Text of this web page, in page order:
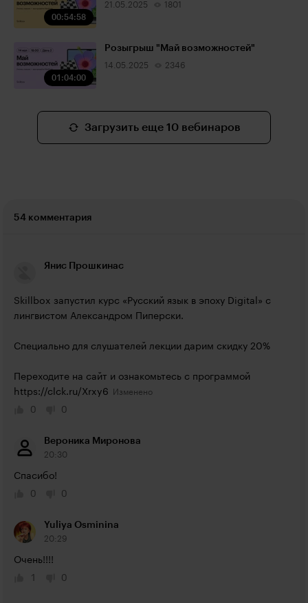
00:54:58
21.05.2025 1801
01:04:00
Розыгрыш "Май возможностей"
14.05.2025 2346
Загрузить еще 10 вебинаров
54 комментария
Янис Прошкинас
Skillbox запустил курс «Русский язык в эпоху Digital» с
лингвистом Александром Пиперски.
Специально для слушателей лекции дарим скидку 20%
https://clck.ru/Xrxy6
0
0
Вероника Миронова
20:30
Спасибо!
0
0
Yuliya Osminina
20:29
Очень!!!!
1
0